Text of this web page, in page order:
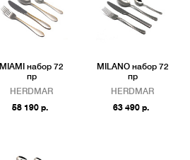
MIAMI набор 72
пр
HERDMAR
58 190 р.
MILANO набор 72
пр
HERDMAR
63 490 р.